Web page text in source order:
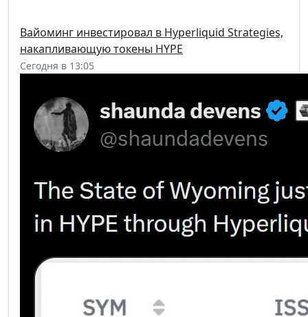
Вайоминг инвестировал в Hyperliquid Strategies,
накапливающую токены HYPE
Сегодня в 13:05